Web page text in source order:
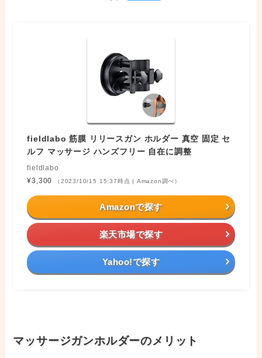
fieldlabo 筋膜 リリースガン ホルダー 真空 固定 セ
ルフ マッサージ ハンズフリー 自在に調整
fieldlabo
¥3,300
（2023/10/15 15:37時点 | Amazon調べ）
Amazonで探す
楽天市場で探す
Yahoo!で探す
マッサージガンホルダーのメリット